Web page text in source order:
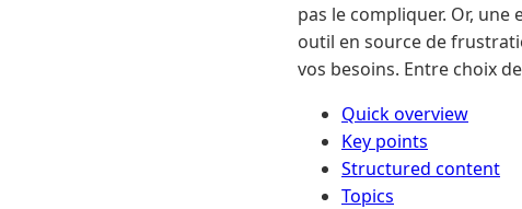
pas le compliquer. Or,
outil en source de
vos besoins. Entre choix
Quick overview
Key points
Structured content
Topics